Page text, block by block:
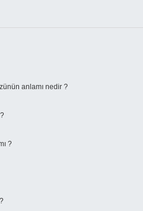
anlamı nedir ?
?